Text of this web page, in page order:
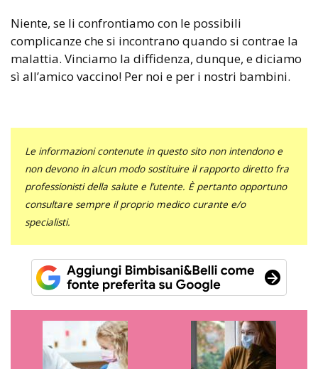
Niente, se li confrontiamo con le possibili
complicanze che si incontrano quando si contrae la
malattia. Vinciamo la diffidenza, dunque, e diciamo
sì all’amico vaccino! Per noi e per i nostri bambini.
Le informazioni contenute in questo sito non intendono e
non devono in alcun modo sostituire il rapporto diretto fra
professionisti della salute e l’utente. È pertanto opportuno
consultare sempre il proprio medico curante e/o
specialisti.